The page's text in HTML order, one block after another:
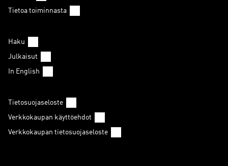
Tietoa toiminnasta
Haku
Julkaisut
In English
Tietosuojaseloste
Verkkokaupan käyttöehdot
Verkkokaupan tietosuojaseloste